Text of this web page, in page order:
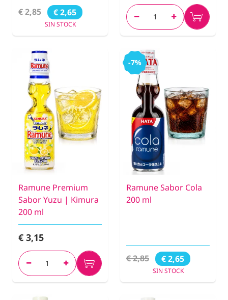
€ 2,85 € 2,65
SIN STOCK
Ramune Premium
Sabor Yuzu | Kimura
200 ml
€ 3,15
-7%
Ramune Sabor Cola
200 ml
€ 2,85 € 2,65
SIN STOCK